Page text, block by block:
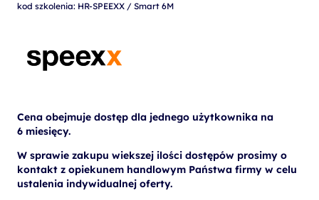
kod szkolenia: HR-SPEEXX / Smart 6M
Cena obejmuje dostęp dla jednego użytkownika na
6 miesięcy.
W sprawie zakupu wiekszej ilości dostępów prosimy o
kontakt z opiekunem handlowym Państwa firmy w celu
ustalenia indywidualnej oferty.